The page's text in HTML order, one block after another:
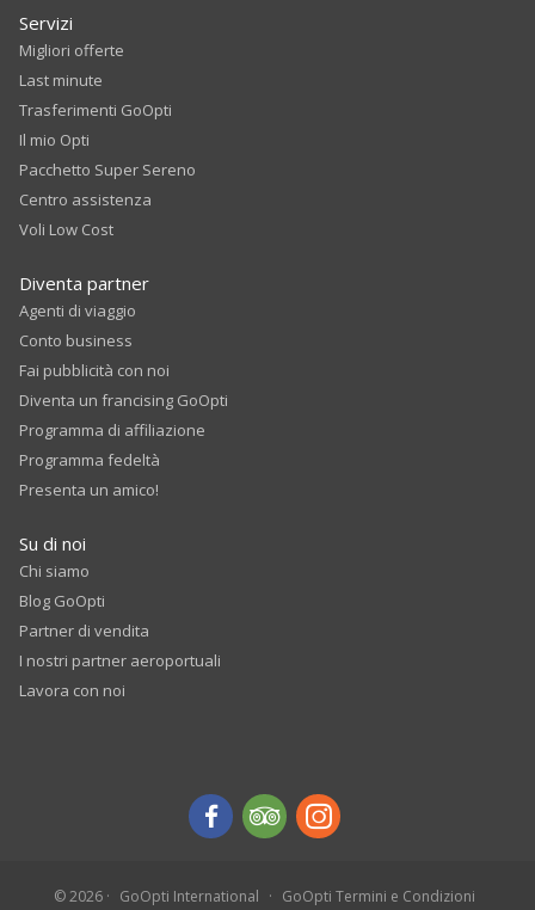
Servizi
Migliori offerte
Last minute
Trasferimenti GoOpti
Il mio Opti
Pacchetto Super Sereno
Centro assistenza
Voli Low Cost
Diventa partner
Agenti di viaggio
Conto business
Fai pubblicità con noi
Diventa un francising GoOpti
Programma di affiliazione
Programma fedeltà
Presenta un amico!
Su di noi
Chi siamo
Blog GoOpti
Partner di vendita
I nostri partner aeroportuali
Lavora con noi
© 2026 GoOpti International
GoOpti Termini e Condizioni